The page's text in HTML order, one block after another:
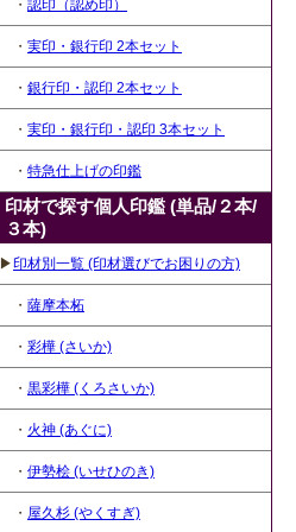
・ 認印（認め印）
・ 実印・銀行印 2本セット
・ 銀行印・認印 2本セット
・ 実印・銀行印・認印 3本セット
・ 特急仕上げの印鑑
印材で探す個人印鑑 (単品/２本/
３本)
▶印材別一覧 (印材選びでお困りの方)
・ 薩摩本柘
・ 彩樺 (さいか)
・ 黒彩樺 (くろさいか)
・ 火神 (あぐに)
・ 伊勢桧 (いせひのき)
・ 屋久杉 (やくすぎ)